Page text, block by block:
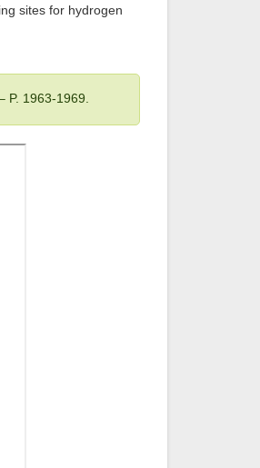
sites for hydrogen
– P. 1963-1969.